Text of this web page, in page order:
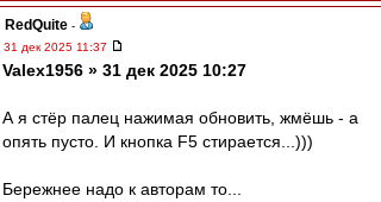
RedQuite -
31 дек 2025 11:37
Valex1956 » 31 дек 2025 10:27
А я стёр палец нажимая обновить, жмёшь - а
опять пусто. И кнопка F5 стирается...)))
Бережнее надо к авторам то...